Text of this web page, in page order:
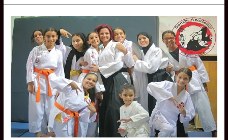
تصدر
قواعد
هامة
بخصوص
العملية
التدريبة
للـ
ايكيدو